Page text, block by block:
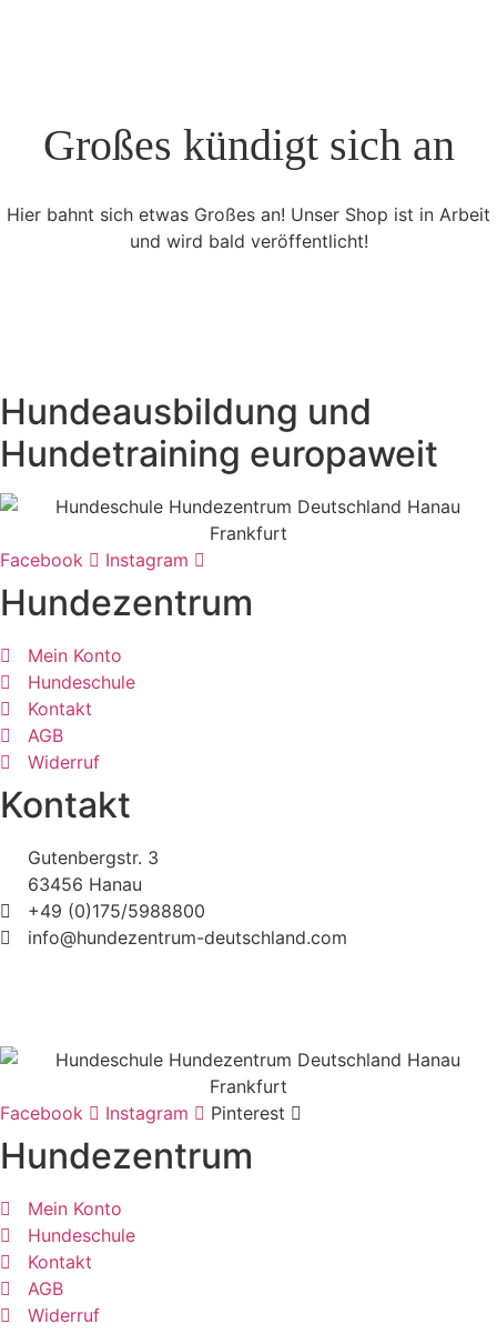
Großes kündigt sich an
Hier bahnt sich etwas Großes an! Unser Shop ist in Arbeit
und wird bald veröffentlicht!
Hundeausbildung und
Hundetraining europaweit
Facebook Instagram
Hundezentrum
Mein Konto
Hundeschule
Kontakt
AGB
Widerruf
Kontakt
Gutenbergstr. 3
63456 Hanau
+49 (0)175/5988800
info@hundezentrum-deutschland.com
Facebook Instagram Pinterest
Hundezentrum
Mein Konto
Hundeschule
Kontakt
AGB
Widerruf